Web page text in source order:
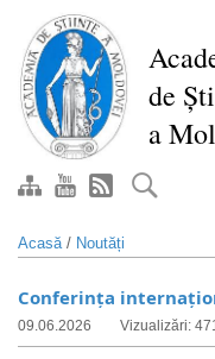
conţinutul
principal
de
a
Acasă/ Noutăți
Conferința
09.06.2026 Vizualizări: